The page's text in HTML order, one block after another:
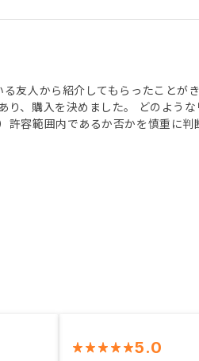
友人から紹介してもらったことが
り、購入を決めました。 どのよう
許容範囲内であるか否かを慎重に判
5.0